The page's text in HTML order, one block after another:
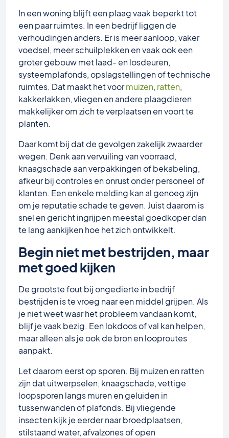
In een woning blijft een plaag vaak beperkt tot
een paar ruimtes. In een bedrijf liggen de
verhoudingen anders. Er is meer aanloop, vaker
voedsel, meer schuilplekken en vaak ook een
groter gebouw met laad- en losdeuren,
systeemplafonds, opslagstellingen of technische
ruimtes. Dat maakt het voormuizen, ratten,
kakkerlakken, vliegen en andere plaagdieren
makkelijker om zich te verplaatsen en voort te
planten.
Daar komt bij dat de gevolgen zakelijk zwaarder
wegen. Denk aan vervuiling van voorraad,
knaagschade aan verpakkingen of bekabeling,
afkeur bij controles en onrust onder personeel of
klanten. Een enkele melding kan al genoeg zijn
om je reputatie schade te geven. Juist daarom is
snel en gericht ingrijpen meestal goedkoper dan
te lang aankijken hoe het zich ontwikkelt.
Begin niet met bestrijden, maar
met goed kijken
De grootste fout bij ongedierte in bedrijf
bestrijden is te vroeg naar een middel grijpen. Als
je niet weet waar het probleem vandaan komt,
blijf je vaak bezig. Een lokdoos of val kan helpen,
maar alleen als je ook de bron en looproutes
aanpakt.
Let daarom eerst op sporen. Bij muizen en ratten
zijn dat uitwerpselen, knaagschade, vettige
loopsporen langs muren en geluiden in
tussenwanden of plafonds. Bij vliegende
insecten kijk je eerder naar broedplaatsen,
stilstaand water, afvalzones of open